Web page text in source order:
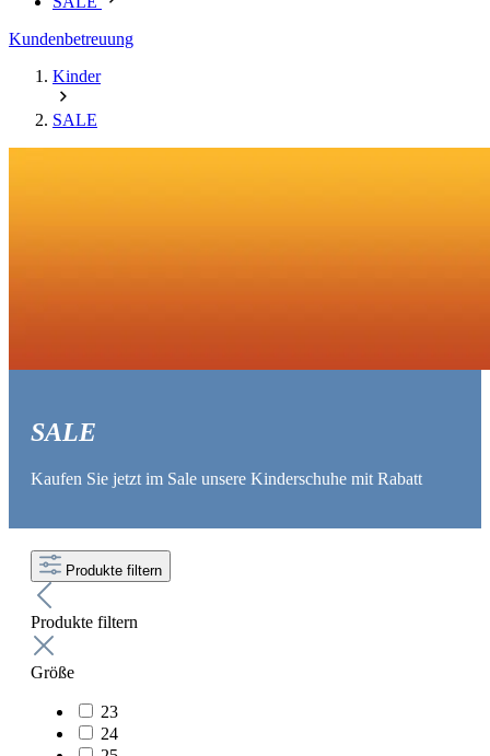
Kundenbetreuung
Kinder
SALE
SALE
Kaufen Sie jetzt im Sale unsere Kinderschuhe mit Rabatt
Produkte filtern
Produkte filtern
Größe
23
24